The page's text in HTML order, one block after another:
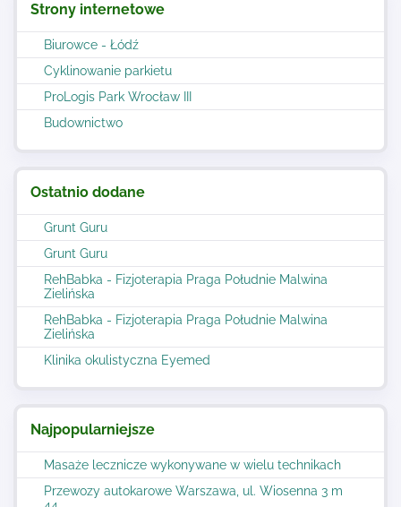
Strony internetowe
Biurowce - Łódź
Cyklinowanie parkietu
ProLogis Park Wrocław III
Budownictwo
Ostatnio dodane
Grunt Guru
Grunt Guru
RehBabka - Fizjoterapia Praga Południe Malwina
Zielińska
RehBabka - Fizjoterapia Praga Południe Malwina
Zielińska
Klinika okulistyczna Eyemed
Najpopularniejsze
Masaże lecznicze wykonywane w wielu technikach
Przewozy autokarowe Warszawa, ul. Wiosenna 3 m